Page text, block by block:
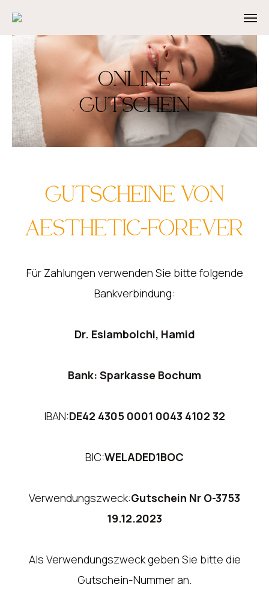
ONLINE
GUTSCHEIN
GUTSCHEINE VON
AESTHETIC-FOREVER
Für Zahlungen verwenden Sie bitte folgende
Bankverbindung:
Dr. Eslambolchi, Hamid
Bank: Sparkasse Bochum
IBAN:DE42 4305 0001 0043 4102 32
BIC:WELADED1BOC
Verwendungszweck:Gutschein Nr O-3753
19.12.2023
Als Verwendungszweck geben Sie bitte die
Gutschein-Nummer an.